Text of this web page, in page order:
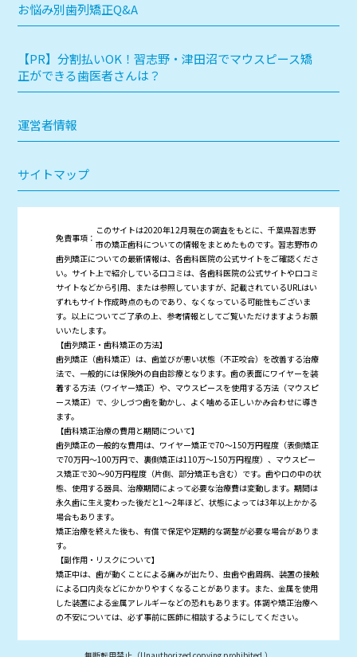
お悩み別歯列矯正Q&A
【PR】分割払いOK！習志野・津田沼でマウスピース矯
正ができる歯医者さんは？
運営者情報
サイトマップ
免責事項：
このサイトは2020年12月現在の調査をもとに、千葉県習志野
市の矯正歯科についての情報をまとめたものです。習志野市の
歯列矯正についての最新情報は、各歯科医院の公式サイトをご確認くださ
い。サイト上で紹介している口コミは、各歯科医院の公式サイトや口コミ
サイトなどから引用、または参照していますが、記載されているURLはい
ずれもサイト作成時点のものであり、なくなっている可能性もございま
す。以上についてご了承の上、参考情報としてご覧いただけますようお願
いいたします。
【歯列矯正・歯科矯正の方法】
歯列矯正（歯科矯正）は、歯並びが悪い状態（不正咬合）を改善する治療
法で、一般的には保険外の自由診療となります。歯の表面にワイヤーを装
着する方法（ワイヤー矯正）や、マウスピースを使用する方法（マウスピ
ース矯正）で、少しづつ歯を動かし、よく噛める正しいかみ合わせに導き
ます。
【歯科矯正治療の費用と期間について】
歯列矯正の一般的な費用は、ワイヤー矯正で70～150万円程度（表側矯正
で70万円～100万円で、裏側矯正は110万～150万円程度）、マウスピー
ス矯正で30～90万円程度（片側、部分矯正も含む）です。歯や口の中の状
態、使用する器具、治療期間によって必要な治療費は変動します。期間は
永久歯に生え変わった後だと1～2年ほど、状態によっては3年以上かかる
場合もあります。
矯正治療を終えた後も、有償で保定や定期的な調整が必要な場合がありま
す。
【副作用・リスクについて】
矯正中は、歯が動くことによる痛みが出たり、虫歯や歯周病、装置の接触
による口内炎などにかかりやすくなることがあります。また、金属を使用
した装置による金属アレルギーなどの恐れもあります。体調や矯正治療へ
の不安については、必ず事前に医師に相談するようにしてください。